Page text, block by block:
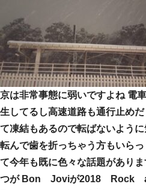
京は非常事態に弱いですよね 電
生してるし高速道路も通行止め
て凍結もあるので転ばないよう
転んで歯を折っちゃう方もいら
て今年も既に色々な話題があり
つが Bon Joviが2018